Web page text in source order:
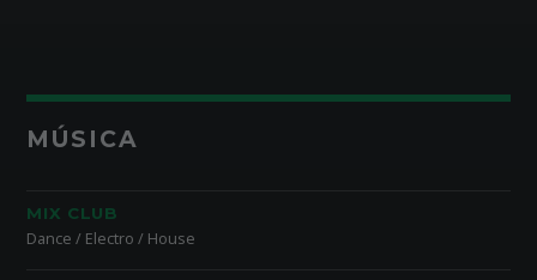
MÚSICA
MIX CLUB
Dance / Electro / House